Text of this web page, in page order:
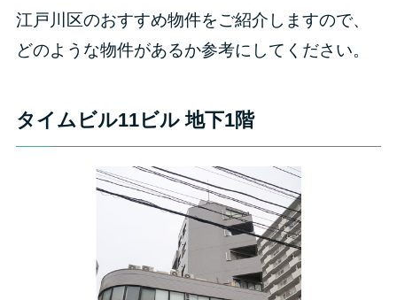
江戸川区のおすすめ物件をご紹介しますので、
どのような物件があるか参考にしてください。
タイムビル11ビル 地下1階